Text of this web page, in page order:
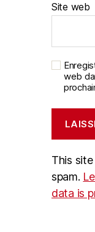
Site web
web
This
spam.
data is